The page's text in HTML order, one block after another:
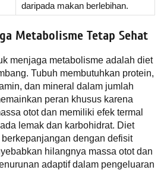
daripada makan berlebihan.
Metabolisme Tetap Sehat
menjaga metabolisme adalah diet
Tubuh membutuhkan protein,
dan mineral dalam jumlah
peran khusus karena
otot dan memiliki efek termal
lemak dan karbohidrat. Diet
dengan defisit
hilangnya massa otot dan
adaptif dalam pengeluaran